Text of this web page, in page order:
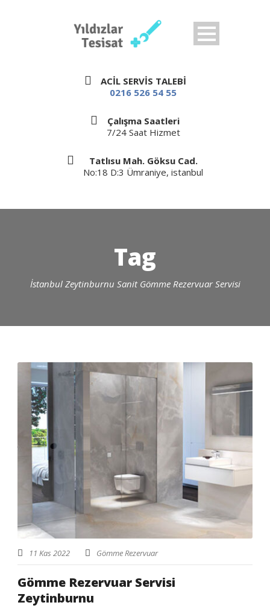
ACİL SERVİS TALEBİ
0216 526 54 55
Çalışma Saatleri
7/24 Saat Hizmet
Tatlısu Mah. Göksu Cad.
No:18 D:3 Ümraniye, istanbul
Tag
İstanbul Zeytinburnu Sanit Gömme Rezervuar Servisi
11 Kas 2022 Gömme Rezervuar
Gömme Rezervuar Servisi
Zeytinburnu